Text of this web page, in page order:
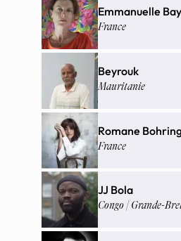
Emmanuelle
France
Beyrouk
Mauritanie
Romane
France
JJ Bola
Congo | Grande-